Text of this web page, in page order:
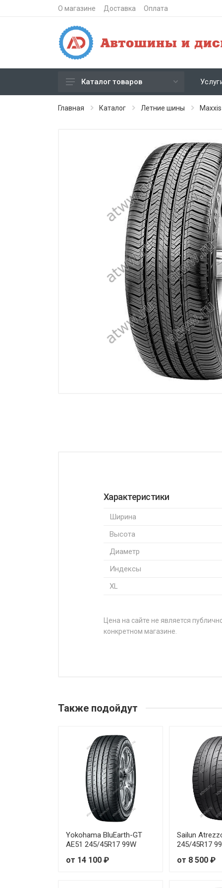
О магазине Доставка Оплата
Зимние шипованные шины
Штампованные диски
Каталог товаров
Главная Каталог Летние шины Maxxis
Характеристики
Ширина
Высота
Диаметр
Индексы
XL
Цена на сайте не является
конкретном магазине.
Maxxis HP-M3 205/50R17 93V
Maxxis HP-M3 205/60R14 88H
Maxxis HP-M3 205/65R16 95H
Maxxis HP-M3 205/70R16 97H
Maxxis HP-M3 215/45R18 93W
Maxxis HP-M3 215/50R17 91V
Maxxis HP-M3 215/55R17 94V
Также подойдут
Yokohama BluEarth-GT
AE51 245/45R17 99W
от 14 100 ₽
Sailun
245/45R17
от 8 500 ₽